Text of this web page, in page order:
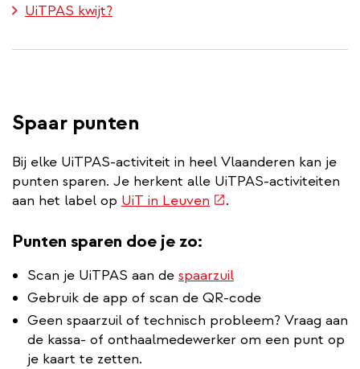
UiTPAS kwijt?
Spaar punten
Bij elke UiTPAS-activiteit in heel Vlaanderen kan je
punten sparen. Je herkent alle UiTPAS-activiteiten
aan het label op UiT in Leuven (externe
.
Punten sparen doe je zo:
Scan je UiTPAS aan de spaarzuil
Gebruik de app of scan de QR-code
Geen spaarzuil of technisch probleem? Vraag aan
de kassa- of onthaalmedewerker om een punt op
je kaart te zetten.